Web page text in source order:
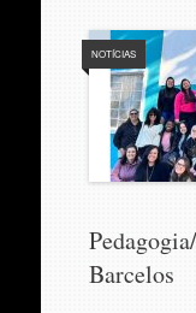
NOTÍCIAS
Barcelos